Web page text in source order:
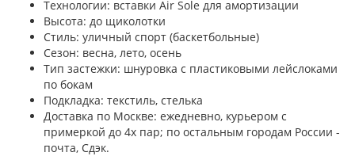
Технологии: вставки Air Sole для амортизации
Высота: до щиколотки
Стиль: уличный спорт (баскетбольные)
Сезон: весна, лето, осень
Тип застежки: шнуровка с пластиковыми лейслоками
по бокам
Подкладка: текстиль, стелька
Доставка по Москве: ежедневно, курьером с
примеркой до 4х пар; по остальным городам России -
почта, Сдэк.